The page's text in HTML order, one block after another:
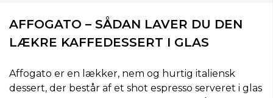
AFFOGATO – SÅDAN LAVER DU DEN
LÆKRE KAFFEDESSERT I GLAS
Affogato er en lækker, nem og hurtig italiensk
dessert, der består af et shot espresso serveret i glas